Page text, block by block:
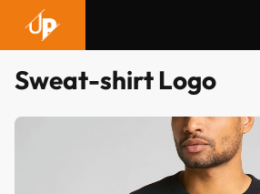
contenu
Sweat-shirt Logo